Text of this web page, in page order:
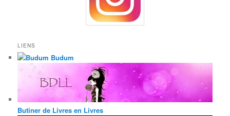
LIENS
Budum
Butiner de Livres en Livres